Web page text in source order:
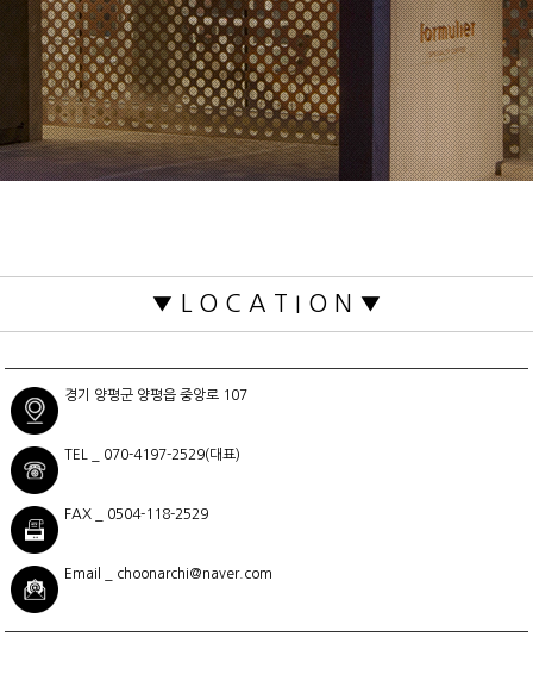
▼ L O C A T I O N ▼
경기 양평군 양평읍 중앙로 107
TEL _ 070-4197-2529(대표)
FAX _ 0504-118-2529
Email _ choonarchi@naver.com